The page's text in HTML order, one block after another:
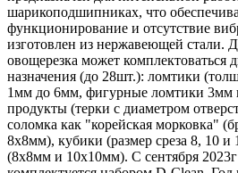
шарикоподшипниках, что
функционирование и отсутствие
изготовлен из нержавеющей стали.
овощерезка может комплектоваться
назначения (до 28шт.): ломтики
1мм до 6мм, фигурные ломтики 3мм
продукты (терки с диаметром
соломка как "корейская морковка"
8х8мм), кубики (размер среза 8, 10
(8х8мм и 10х10мм). С сентября